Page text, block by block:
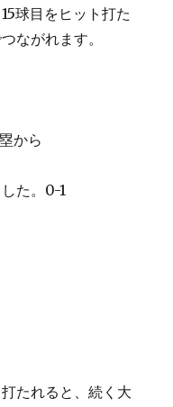
球目をヒット打た
ながれます。
から
た。0-1
たれると、続く大